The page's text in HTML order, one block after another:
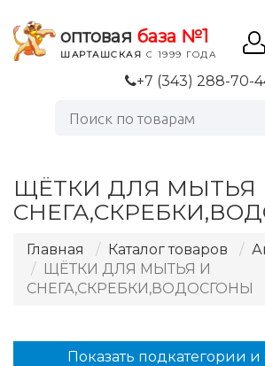
оптовая база №1
ШАРТАШСКАЯ С 1999 ГОДА
+7 (343) 288-70-
ЩЁТКИ ДЛЯ МЫТЬЯ
Главная Каталог товаров
ЩЁТКИ ДЛЯ МЫТЬЯ И
СНЕГА,СКРЕБКИ,ВОДОСГОНЫ
Показать подкатегории